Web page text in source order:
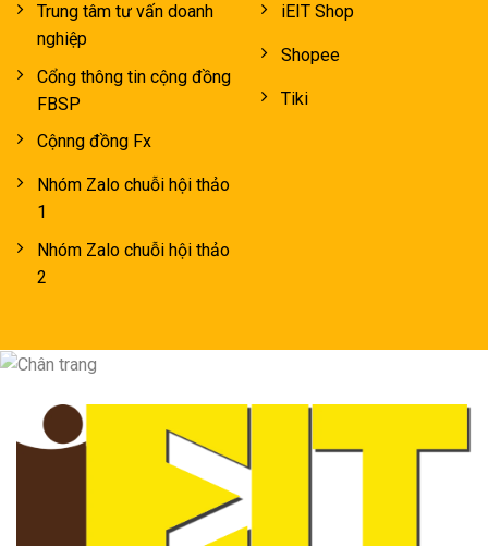
Trung tâm tư vấn doanh
nghiệp
Cổng thông tin cộng đồng
FBSP
Cộnng đồng Fx
Nhóm Zalo chuỗi hội thảo
1
Nhóm Zalo chuỗi hội thảo
2
iEIT Shop
Shopee
Tiki